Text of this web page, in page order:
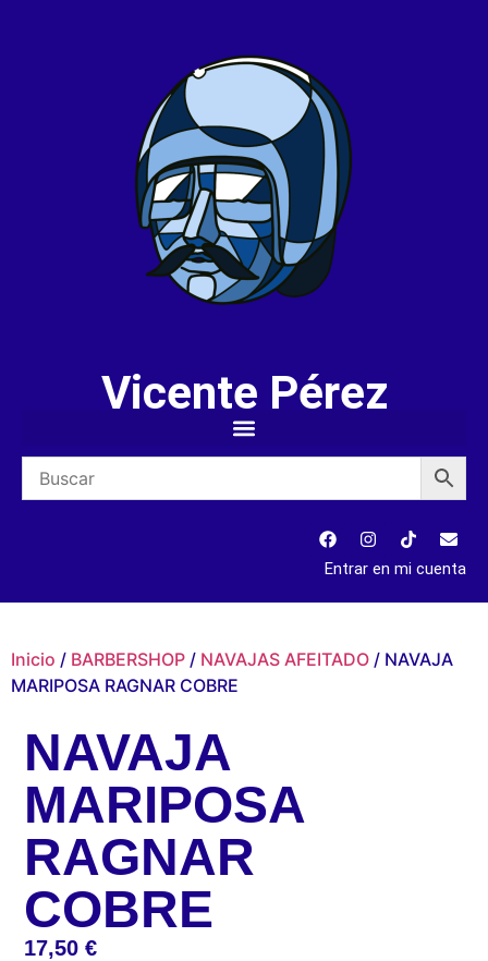
Vicente Pérez
Entrar en mi cuenta
Inicio / BARBERSHOP / NAVAJAS AFEITADO / NAVAJA
MARIPOSA RAGNAR COBRE
NAVAJA
MARIPOSA
RAGNAR
COBRE
17,50€